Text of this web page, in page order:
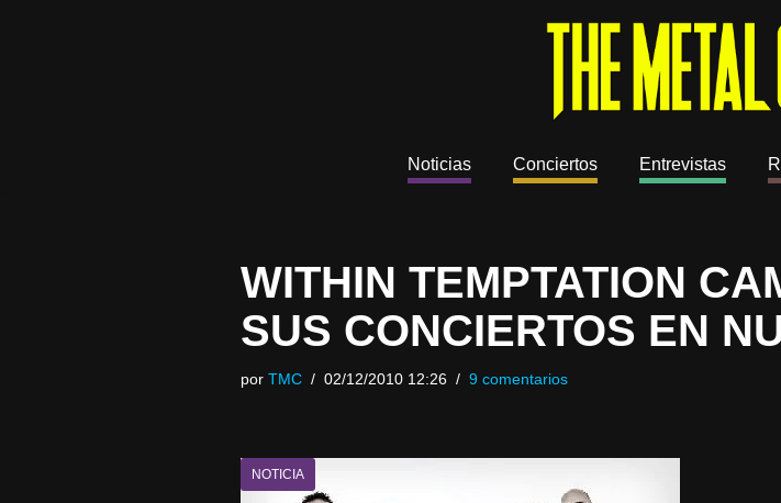
Noticias Conciertos Entrevistas
WITHIN TEMPTATION
SUS CONCIERTOS EN
por TMC 02/12/2010 12:26 9 comentarios
NOTICIA